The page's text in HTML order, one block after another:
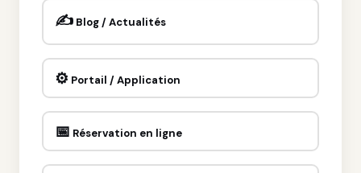
✍️Blog / Actualités
⚙️ Portail / Application
📅 Réservation en ligne